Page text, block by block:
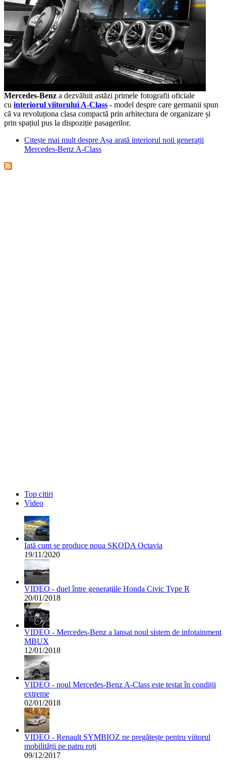
Mercedes-Benz a dezvăluit astăzi primele fotografii oficiale
cu interiorul viitorului A-Class - model despre care germanii spun
că va revoluționa clasa compactă prin arhitectura de organizare și
prin spațiul pus la dispoziție pasagerilor.
Citește mai mult despre Așa arată interiorul noii generații
Mercedes-Benz A-Class
Top citiri
Video
Iată cum se produce noua SKODA Octavia
19/11/2020
VIDEO - duel între generațiile Honda Civic Type R
20/01/2018
VIDEO - Mercedes-Benz a lansat noul sistem de infotainment
MBUX
12/01/2018
VIDEO - noul Mercedes-Benz A-Class este testat în condiții
extreme
02/01/2018
VIDEO - Renault SYMBIOZ ne pregătește pentru viitorul
mobilității pe patru roți
09/12/2017